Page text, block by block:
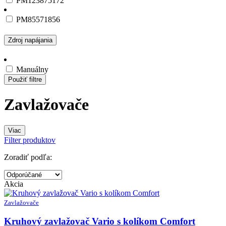
PM85571856
Zdroj napájania
Manuálny
Použiť filtre
Zavlažovače
Viac
Filter produktov
Zoradiť podľa:
Akcia
Zavlažovače
Kruhový zavlažovač Vario s kolíkom Comfort